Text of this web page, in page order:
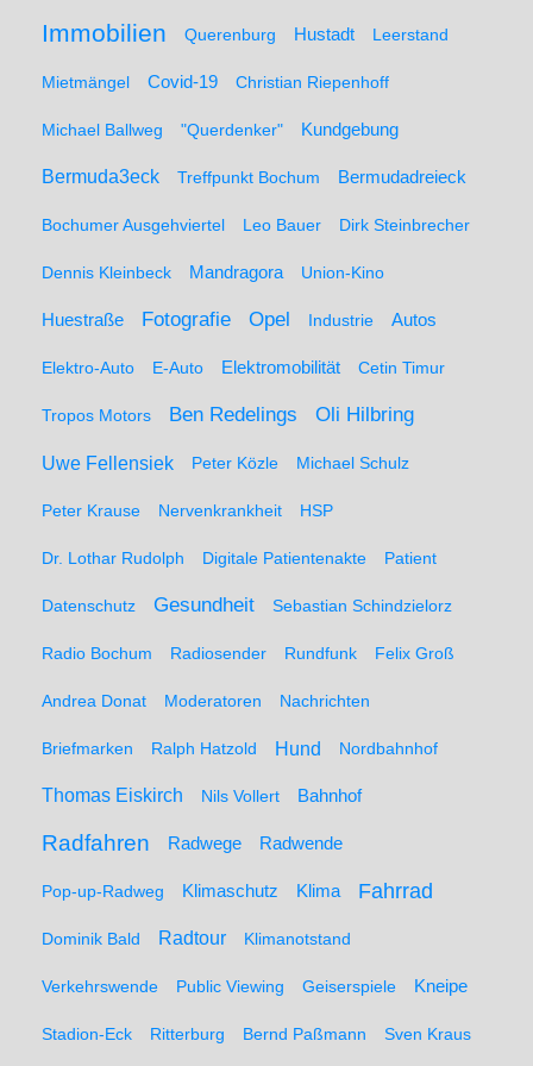
Immobilien Querenburg Hustadt Leerstand
Mietmängel Covid-19 Christian Riepenhoff
Michael Ballweg "Querdenker" Kundgebung
Bermuda3eck Treffpunkt Bochum Bermudadreieck
Bochumer Ausgehviertel Leo Bauer Dirk Steinbrecher
Dennis Kleinbeck Mandragora Union-Kino
Huestraße Fotografie Opel Industrie Autos
Elektro-Auto E-Auto Elektromobilität Cetin Timur
Tropos Motors Ben Redelings Oli Hilbring
Uwe Fellensiek Peter Közle Michael Schulz
Peter Krause Nervenkrankheit HSP
Dr. Lothar Rudolph Digitale Patientenakte Patient
Datenschutz Gesundheit Sebastian Schindzielorz
Radio Bochum Radiosender Rundfunk Felix Groß
Andrea Donat Moderatoren Nachrichten
Briefmarken Ralph Hatzold Hund Nordbahnhof
Thomas Eiskirch Nils Vollert Bahnhof
Radfahren Radwege Radwende
Pop-up-Radweg Klimaschutz Klima Fahrrad
Dominik Bald Radtour Klimanotstand
Verkehrswende Public Viewing Geiserspiele Kneipe
Stadion-Eck Ritterburg Bernd Paßmann Sven Kraus